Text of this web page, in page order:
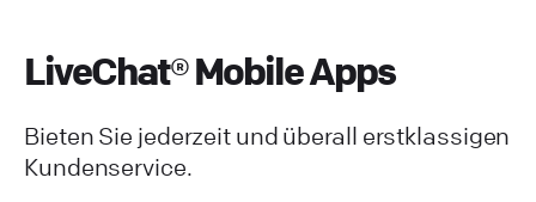
LiveChat® Mobile Apps
Bieten Sie jederzeit und überall erstklassigen
Kundenservice.